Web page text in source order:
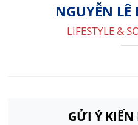
NGUYỄN
LIFESTYLE &
GỬI Ý